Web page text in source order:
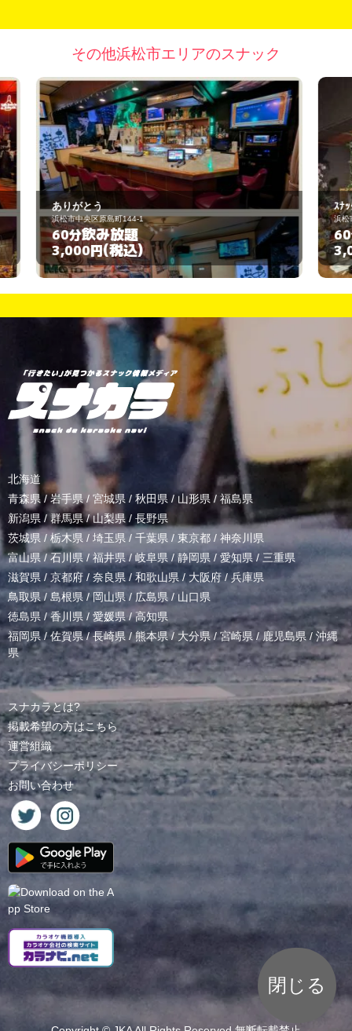
その他浜松市エリアのスナック
ｽﾅｯｸ 梅ちゃん
浜松市中央区三島町1549-3
60分飲み放題
3,000円(税込)
北海道
青森県 / 岩手県/ 宮城県 / 秋田県 / 山形県/ 福島県
新潟県 /群馬県/山梨県 / 長野県
茨城県 / 栃木県 / 埼玉県 / 千葉県 / 東京都 / 神奈川県
富山県 /石川県/福井県/岐阜県 / 静岡県 / 愛知県 / 三重県
滋賀県 / 京都府 / 奈良県 / 和歌山県/ 大阪府 /兵庫県
鳥取県/ 島根県 /岡山県/ 広島県 / 山口県
徳島県 /香川県 / 愛媛県/高知県
福岡県/佐賀県/長崎県 /熊本県/ 大分県/宮崎県 /鹿児島県 / 沖縄
県
スナカラとは?
掲載希望の方はこちら
運営組織
プライバシーポリシー
お問い合わせ
閉じる